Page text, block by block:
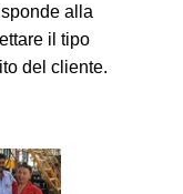
alla
il tipo
del cliente.